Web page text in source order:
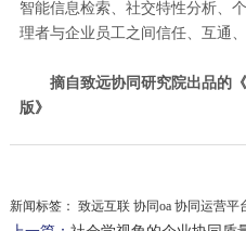
智能信息检索、社交特性分析、
理者与企业员工之间信任、互通
摘自致远协同研究院出品的《
版》
新闻标签： 致远互联 协同oa 协同运营平